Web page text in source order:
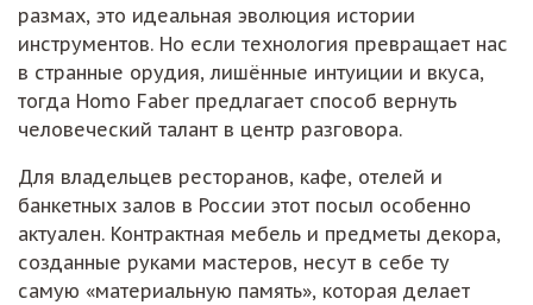
размах, это идеальная эволюция истории
инструментов. Но если технология превращает нас
в странные орудия, лишённые интуиции и вкуса,
тогда Homo Faber предлагает способ вернуть
человеческий талант в центр разговора.
Для владельцев ресторанов, кафе, отелей и
банкетных залов в России этот посыл особенно
актуален. Контрактная мебель и предметы декора,
созданные руками мастеров, несут в себе ту
самую «материальную память», которая делает